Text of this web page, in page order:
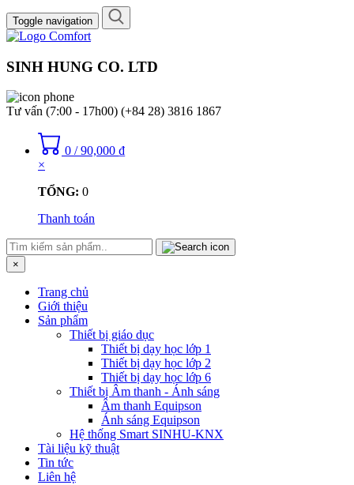
Toggle navigation
SINH HUNG CO. LTD
Tư vấn (7:00 - 17h00) (+84 28) 3816 1867
0 / 90,000 ₫
×
TỔNG: 0
Thanh toán
×
Trang chủ
Giới thiệu
Sản phẩm
Thiết bị giáo dục
Thiết bị dạy học lớp 1
Thiết bị dạy học lớp 2
Thiết bị dạy học lớp 6
Thiết bị Âm thanh - Ánh sáng
Âm thanh Equipson
Ánh sáng Equipson
Hệ thống Smart SINHU-KNX
Tài liệu kỹ thuật
Tin tức
Liên hệ